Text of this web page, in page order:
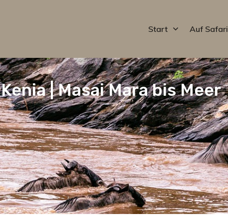
Start Auf Safari
Kenia | Masai Mara bis Meer